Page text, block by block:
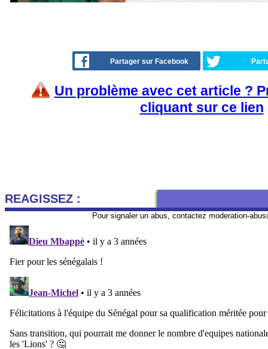
Partager sur Facebook
Un problème avec cet article ?
cliquant sur ce lien
REAGISSEZ :
Pour signaler un abus, contactez moderation-